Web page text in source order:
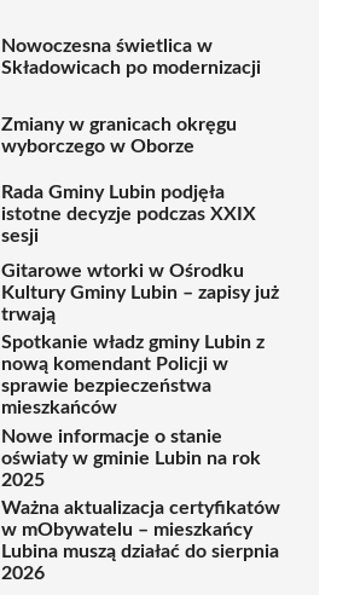
Nowoczesna świetlica w
Składowicach po modernizacji
Zmiany w granicach okręgu
wyborczego w Oborze
Rada Gminy Lubin podjęła
istotne decyzje podczas XXIX
sesji
Gitarowe wtorki w Ośrodku
Kultury Gminy Lubin – zapisy już
trwają
Spotkanie władz gminy Lubin z
nową komendant Policji w
sprawie bezpieczeństwa
mieszkańców
Nowe informacje o stanie
oświaty w gminie Lubin na rok
2025
Ważna aktualizacja certyfikatów
w mObywatelu – mieszkańcy
Lubina muszą działać do sierpnia
2026